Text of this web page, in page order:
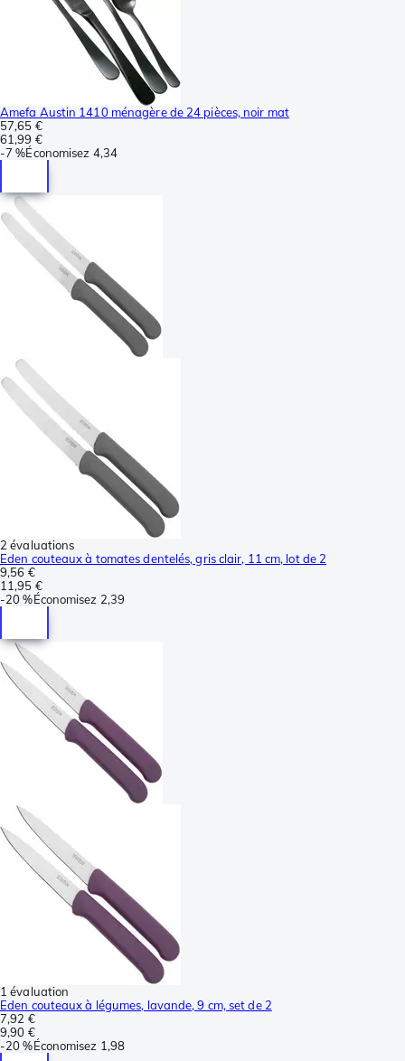
Amefa Austin 1410 ménagère de 24 pièces, noir mat
57,65 €
61,99 €
-7 %Économisez 4,34
2 évaluations
Eden couteaux à tomates dentelés, gris clair, 11 cm, lot de 2
9,56 €
11,95 €
-20 %Économisez 2,39
1 évaluation
Eden couteaux à légumes, lavande, 9 cm, set de 2
7,92 €
9,90 €
-20 %Économisez 1,98